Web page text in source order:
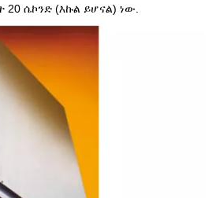
ሴኮንድ (እኩል ይሆናል) ነው.